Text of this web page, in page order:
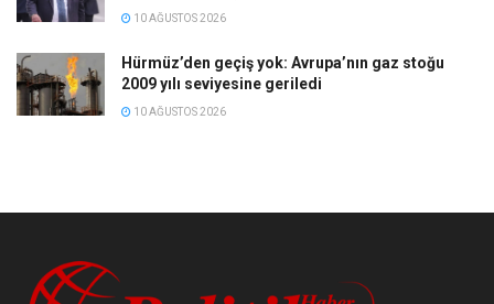
10 AĞUSTOS 2026
Hürmüz’den geçiş yok: Avrupa’nın gaz stoğu
2009 yılı seviyesine geriledi
10 AĞUSTOS 2026